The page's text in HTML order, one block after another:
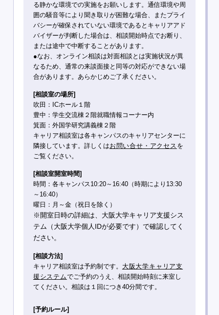
る静かな環境での実施をお願いします。通信環境や周
囲の騒音等により聞き取りが困難な場合、またプライ
バシーが確保されていない環境であるとキャリアアド
バイザーが判断した場合は、相談開始時点でお断り、
または途中で中断することがあります。
●なお、オンライン相談は対面相談とは実施状況が異
なるため、通常の来談面接と同等の対応ができない場
合があります。あらかじめご了承ください。
[相談室の場所]
吹田：ICホール１階
豊中：学生交流棟２階就職情報コーナー内
箕面：外国学研究講義棟２階
キャリア相談室は各キャンパスのキャリアセンターに
隣接しています。詳しくはお問い合せ・アクセス を
ご覧ください。
[相談室開室時間]
時間：各キャンパス10:20～16:40（時期により13:30
～16:40）
曜日：月～金（祝日を除く）
※開室日時の詳細は、 大阪大学キャリア支援シス
テム（大阪大学個人IDが必要です）で確認してく
ださい。
[相談方法]
キャリア相談室は予約制です。 大阪大学キャリア支
援システムでご予約のうえ、相談開始時刻に来室し
てください。相談は１回につき40分間です。
[予約ルール]